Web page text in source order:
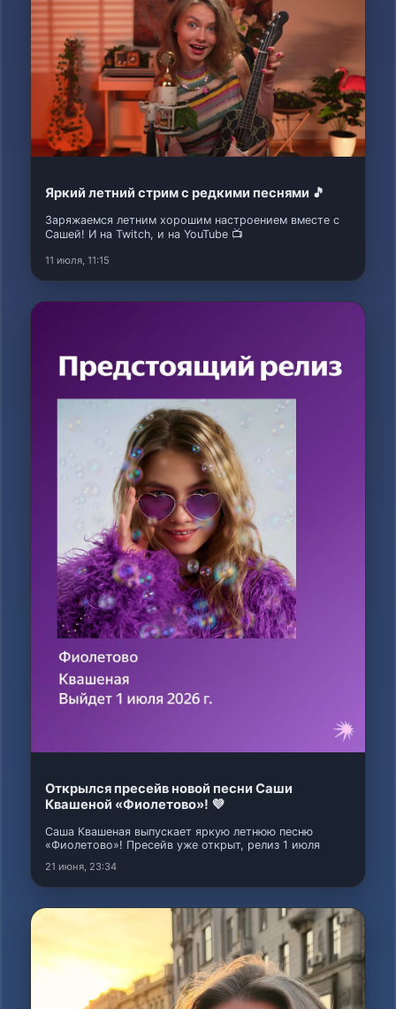
Яркий летний стрим с редкими песнями 🎵
Заряжаемся летним хорошим настроением вместе с
Сашей! И на Twitch, и на YouTube 📺
11 июля, 11:15
Открылся пресейв новой песни Саши
Квашеной «Фиолетово»! 💜
Саша Квашеная выпускает яркую летнюю песню
«Фиолетово»! Пресейв уже открыт, релиз 1 июля
21 июня, 23:34